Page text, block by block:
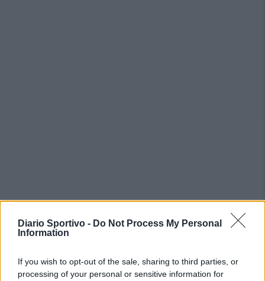
Diario Sportivo - Do Not Process My Personal
Information
If you wish to opt-out of the sale, sharing to third parties, or
processing of your personal or sensitive information for